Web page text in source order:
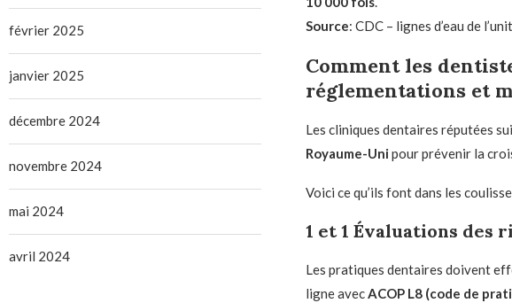
Source: CDC – lignes d’eau de
Comment les
réglementations et
Les cliniques dentaires réputées
Royaume-Uni pour prévenir la
Voici ce qu’ils font dans les
1 et 1 Évaluations des
Les pratiques dentaires doivent
ligne avecACOP L8 (code de
février 2025
janvier 2025
décembre 2024
novembre 2024
mai 2024
avril 2024